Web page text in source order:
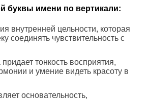
буквы имени по вертикали:
внутренней цельности, которая
соединять чувствительность с
тонкость восприятия,
и умение видеть красоту в
основательность,